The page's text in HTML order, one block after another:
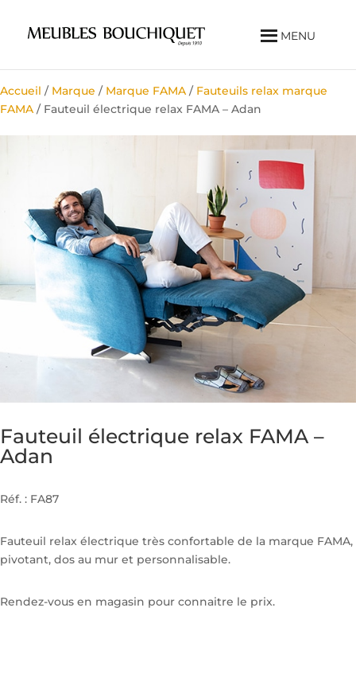
MENU
Accueil / Marque / Marque FAMA / Fauteuils relax marque
FAMA / Fauteuil électrique relax FAMA – Adan
Fauteuil électrique relax FAMA –
Adan
Réf. : FA87
Fauteuil relax électrique très confortable de la marque FAMA,
pivotant, dos au mur et personnalisable.
Rendez-vous en magasin pour connaitre le prix.